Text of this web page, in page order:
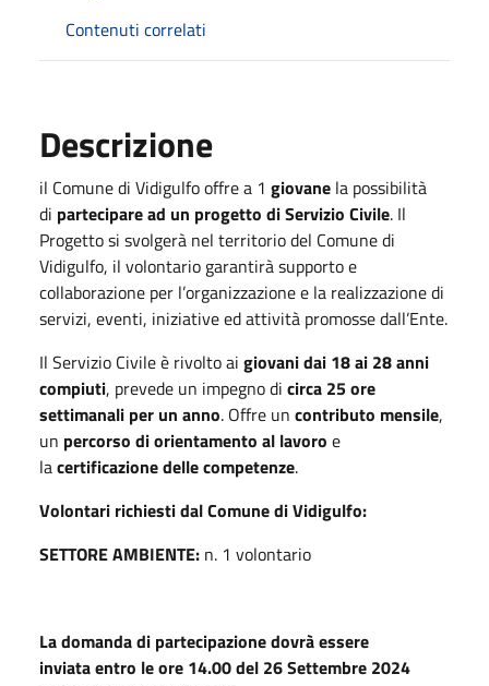
Contenuti correlati
Descrizione
il Comune di Vidigulfo offre a 1 giovane la possibilità
di partecipare ad un progetto di Servizio Civile. Il
Progetto si svolgerà nel territorio del Comune di
Vidigulfo, il volontario garantirà supporto e
collaborazione per l’organizzazione e la realizzazione di
servizi, eventi, iniziative ed attività promosse dall’Ente.
Il Servizio Civile è rivolto ai giovani dai 18 ai 28 anni
compiuti, prevede un impegno di circa 25 ore
settimanali per un anno. Offre un contributo mensile,
un percorso di orientamento al lavoro e
lacertificazione delle competenze.
Volontari richiesti dal Comune di Vidigulfo:
SETTORE AMBIENTE: n. 1 volontario
La domanda di partecipazione dovrà essere
inviata entro le ore 14.00 del 26 Settembre 2024